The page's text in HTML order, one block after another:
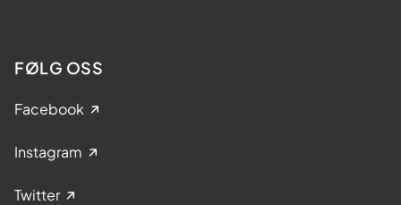
FØLG OSS
Facebook
Instagram
Twitter